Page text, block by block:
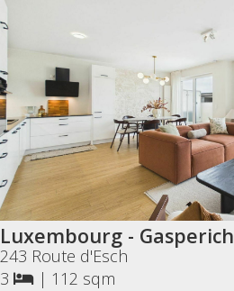
Luxembourg - Gasperich
243 Route d'Esch
3
| 112 sqm